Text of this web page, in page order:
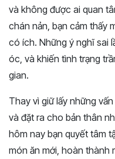
và không được ai quan
chán nản, bạn cảm thấy
có ích. Những ý nghĩ sai
óc, và khiến tình trạng
gian.
Thay vì giữ lấy những
và đặt ra cho bản thân
hôm nay bạn quyết tâm
món ăn mới, hoàn thành